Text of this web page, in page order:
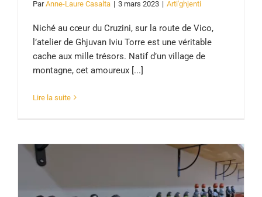
ParAnne-Laure Casalta | 3 mars 2023 | Arti'ghjenti
Niché au cœur du Cruzini, sur la route de Vico,
l’atelier de Ghjuvan Iviu Torre est une véritable
cache aux mille trésors. Natif d’un village de
montagne, cet amoureux [...]
Lire la suite